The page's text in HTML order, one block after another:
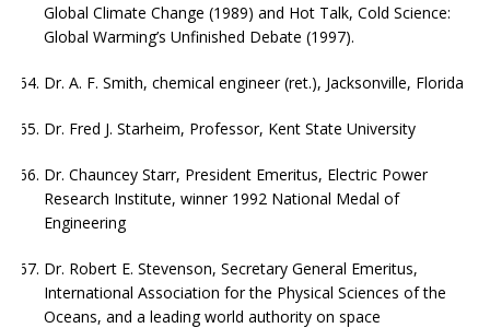
Global Climate Change (1989) and Hot Talk, Cold Science:
Global Warming’s Unfinished Debate (1997).
Dr. A. F. Smith, chemical engineer (ret.), Jacksonville, Florida
Dr. Fred J. Starheim, Professor, Kent State University
Dr. Chauncey Starr, President Emeritus, Electric Power
Research Institute, winner 1992 National Medal of
Engineering
Dr. Robert E. Stevenson, Secretary General Emeritus,
International Association for the Physical Sciences of the
Oceans, and a leading world authority on space